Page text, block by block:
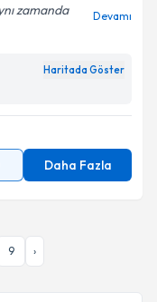
zamanda
Daha Fazla